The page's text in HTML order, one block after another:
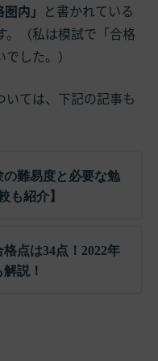
圏内」 と書かれている
。（私は模試で「合格
した。）
ては、下記の記事も
の難易度と必要な勉
も紹介】
点は34点！2022年
説！